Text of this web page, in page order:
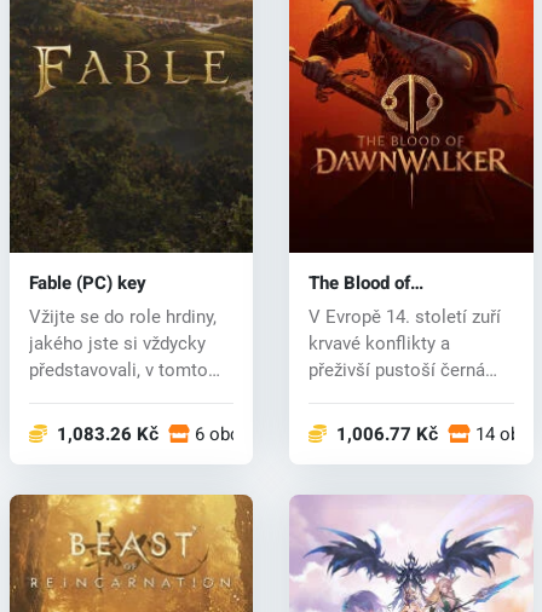
Fable (PC) key
Vžijte se do role hrdiny,
jakého jste si vždycky
představovali, v tomto
1,083.26 Kč 6 obchodech
The Blood of
Dawnwalker (PC) key
V Evropě 14. století zuří
krvavé konflikty a
přeživší pustoší černá
1,006.77 Kč 14